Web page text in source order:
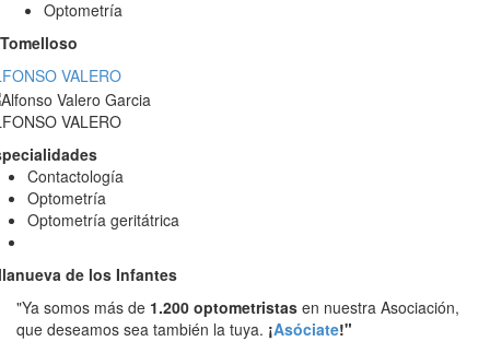
Optometría
Tomelloso
VALERO
VALERO
Contactología
Optometría
Optometría geritátrica
de los Infantes
"Ya somos más de 1.200 optometristas en nuestra Asociación,
que deseamos sea también la tuya. ¡Asóciate!"